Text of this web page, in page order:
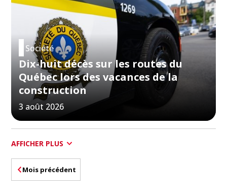
Société
Dix-huit décès sur les routes du
Québec lors des vacances de la
construction
3 août 2026
AFFICHER PLUS
Mois précédent